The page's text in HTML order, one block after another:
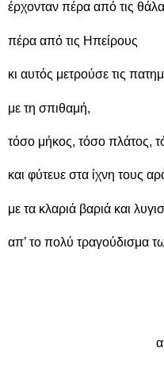
έρχονταν πέρα από τις
πέρα από τις Ηπείρους
κι αυτός μετρούσε τις
με τη σπιθαμή,
τόσο μήκος, τόσο πλάτος,
και φύτευε στα ίχνη τους
με τα κλαριά βαριά και
απ’ το πολύ τραγούδισμα